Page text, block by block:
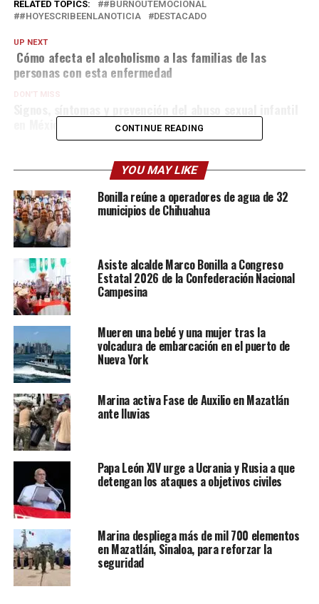
RELATED TOPICS:
#BURNOUTEMOCIONAL
#HOYESCRIBEENLANOTICIA
DESTACADO
UP NEXT
Cómo afecta el alcoholismo a las familias de las
personas con esta enfermedad
DON'T MISS
en México
CONTINUE READING
YOU MAY LIKE
Bonilla reúne a operadores de agua de 32
municipios de Chihuahua
Asiste alcalde Marco Bonilla a Congreso
Estatal 2026 de la Confederación Nacional
Campesina
Mueren una bebé y una mujer tras la
volcadura de embarcación en el puerto de
Nueva York
Marina activa Fase de Auxilio en Mazatlán
ante lluvias
Papa León XIV urge a Ucrania y Rusia a que
detengan los ataques a objetivos civiles
Marina despliega más de mil 700 elementos
en Mazatlán, Sinaloa, para reforzar la
seguridad